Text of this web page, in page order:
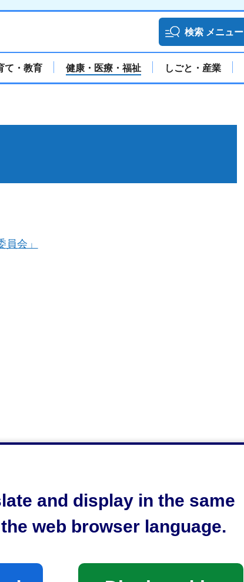
and display in the same
web browser language.
検索 メニュー
て・教育 健康・医療・福祉 しごと・産業
会」